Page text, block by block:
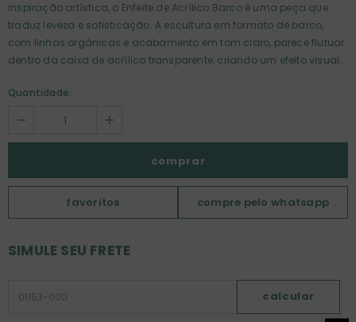
inspiração artística, o Enfeite de Acrílico Barco é uma peça que
traduz leveza e sofisticação. A escultura em formato de barco,
com linhas orgânicas e acabamento em tom claro, parece flutuar
dentro da caixa de acrílico transparente, criando um efeito visual
forma escultural do objeto, permitindo que a peça se integre com
Uma peça versátil e atemporal, perfeita para quem busca detalhes
únicos que elevam a composição com sutileza e elegância.
Dimensões: 18cm (largura) x 10cm (altura) x 10cm (profundidade)
Quantidade:
favoritos compre pelo whatsapp
SIMULE SEU FRETE
calcular